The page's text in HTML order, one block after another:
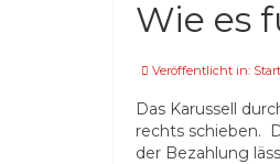
Wie es
Veröffentlicht in: Start
Das Karussell
rechts schieben.
der Bezahlung